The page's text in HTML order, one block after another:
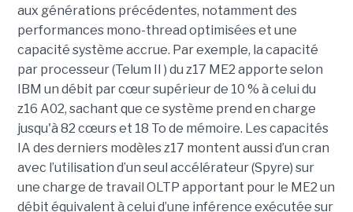
aux générations précédentes, notamment des
performances mono-thread optimisées et une
capacité système accrue. Par exemple, la capacité
par processeur (Telum II ) du z17 ME2 apporte selon
IBM un débit par cœur supérieur de 10 % à celui du
z16 A02, sachant que ce système prend en charge
jusqu'à 82 cœurs et 18 To de mémoire. Les capacités
IA des derniers modèles z17 montent aussi d’un cran
avec l’utilisation d’un seul accélérateur (Spyre) sur
une charge de travail OLTP apportant pour le ME2 un
débit équivalent à celui d’une inférence exécutée sur